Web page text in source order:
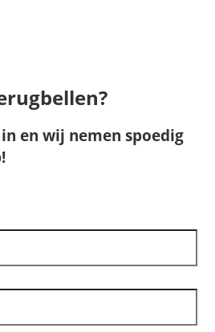
en wij nemen spoedig